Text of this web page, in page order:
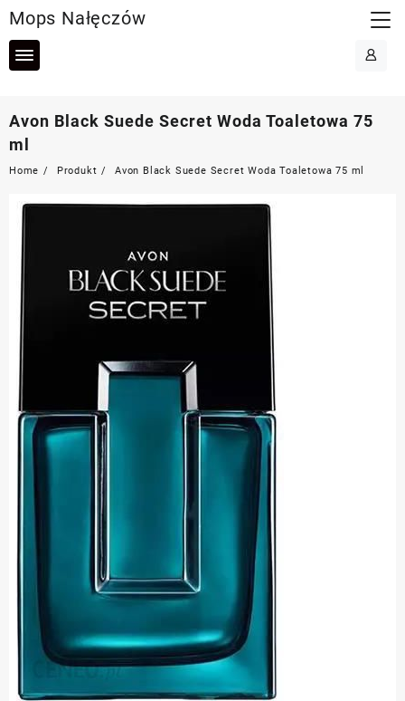
to
content
Mops Nałęczów
Avon Black Suede Secret Woda Toaletowa 75
ml
Home Produkt Avon Black Suede Secret Woda Toaletowa 75 ml